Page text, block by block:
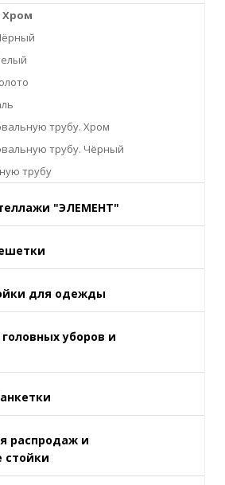
Хром
трубу. Хром
трубу. Чёрный
трубу
"ЭЛЕМЕНТ"
для одежды
уборов и
распродаж и
стойки